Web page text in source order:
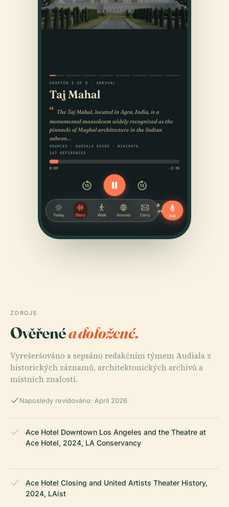
ZDROJE
Ověřenéa doložené.
Vyrešeršováno a sepsáno redakčním týmem Audiala z
historických záznamů, architektonických archivů a
místních znalostí.
Naposledy revidováno: April 2026
Ace Hotel Downtown Los Angeles and the Theatre at
Ace Hotel, 2024, LA Conservancy
Ace Hotel Closing and United Artists Theater History,
2024, LAist